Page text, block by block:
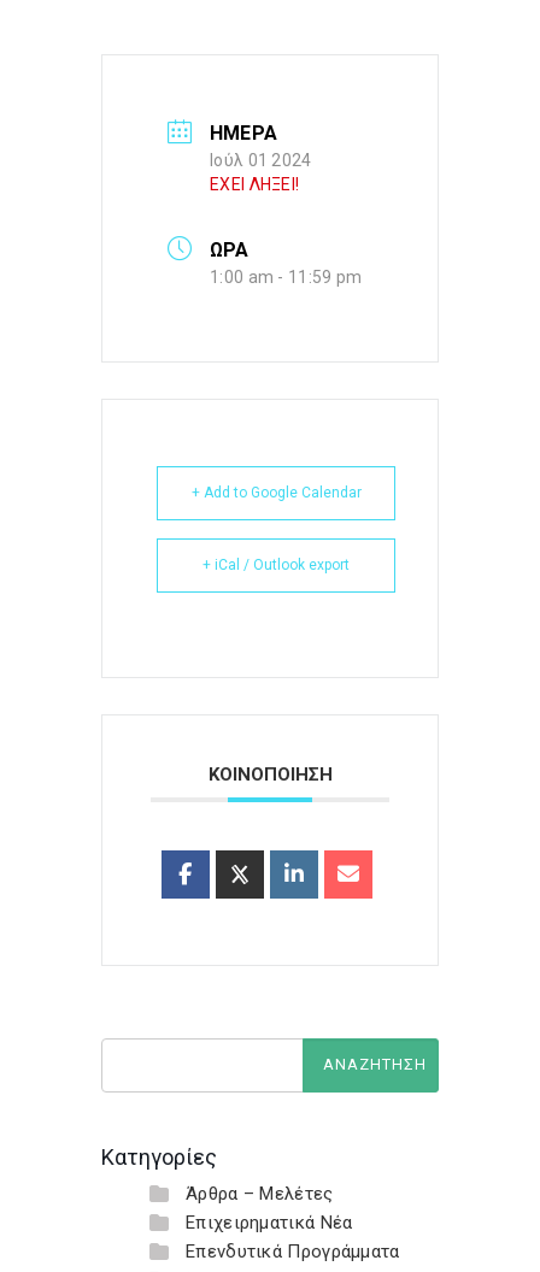
ΗΜΕΡΑ
Ιούλ 01 2024
ΕΧΕΙ ΛΗΞΕΙ!
ΩΡΑ
1:00 am - 11:59 pm
+ Add to Google Calendar
+ iCal / Outlook export
ΚΟΙΝΟΠΟΙΗΣΗ
Κατηγορίες
Άρθρα – Μελέτες
Επιχειρηματικά Νέα
Επενδυτικά Προγράμματα